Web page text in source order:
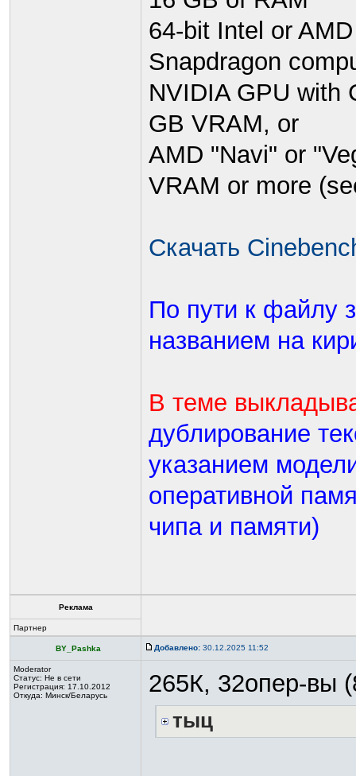
64-bit Intel or
Snapdragon
NVIDIA GPU with
GB VRAM, or
AMD "Navi" or
VRAM or more
Скачать
По пути к файлу
названием на
В теме
дублирование
указанием
оперативной
чипа и памяти)
Реклама
Партнер
BY_Pashka Добавлено: 30.12.2025 11:52
Moderator
Статус: Не в сети
Регистрация: 17.10.2012
Откуда: Минск/Беларусь
265К, 32опер-вы
тыц